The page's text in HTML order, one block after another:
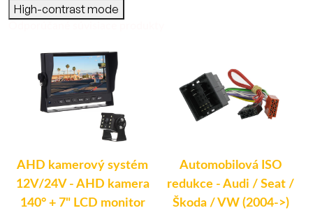
High-contrast mode
AHD kamerový systém
12V/24V - AHD kamera
140° + 7" LCD monitor
Automobilová ISO
redukce - Audi / Seat /
Škoda / VW (2004->)